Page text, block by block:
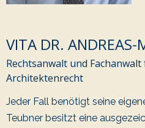
VITA DR. ANDREAS-
Rechtsanwalt und
Architektenrecht
Jeder Fall benötigt seine
Teubner besitzt eine